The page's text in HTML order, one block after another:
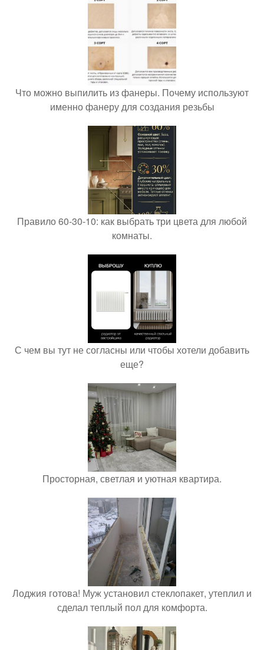
Что можно выпилить из фанеры. Почему используют
именно фанеру для создания резьбы
Правило 60-30-10: как выбрать три цвета для любой
комнаты.
С чем вы тут не согласны или чтобы хотели добавить
еще?
Просторная, светлая и уютная квартира.
Лоджия готова! Муж установил стеклопакет, утеплил и
сделал теплый пол для комфорта.